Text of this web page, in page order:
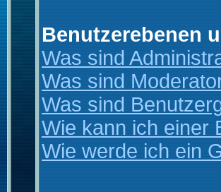
Benutzerebenen
Was sind
Was sind
Was sind
Wie kann ich einer
Wie werde ich ein